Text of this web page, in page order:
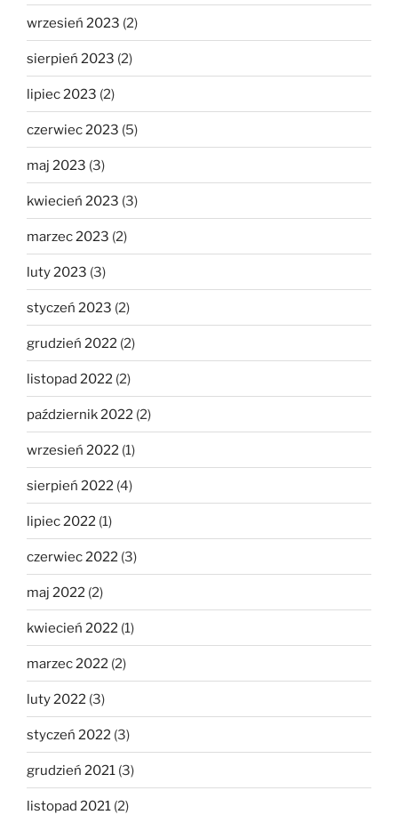
wrzesień 2023 (2)
sierpień 2023 (2)
lipiec 2023 (2)
czerwiec 2023 (5)
maj 2023 (3)
kwiecień 2023 (3)
marzec 2023 (2)
luty 2023 (3)
styczeń 2023 (2)
grudzień 2022 (2)
listopad 2022 (2)
październik 2022 (2)
wrzesień 2022 (1)
sierpień 2022 (4)
lipiec 2022 (1)
czerwiec 2022 (3)
maj 2022 (2)
kwiecień 2022 (1)
marzec 2022 (2)
luty 2022 (3)
styczeń 2022 (3)
grudzień 2021 (3)
listopad 2021 (2)